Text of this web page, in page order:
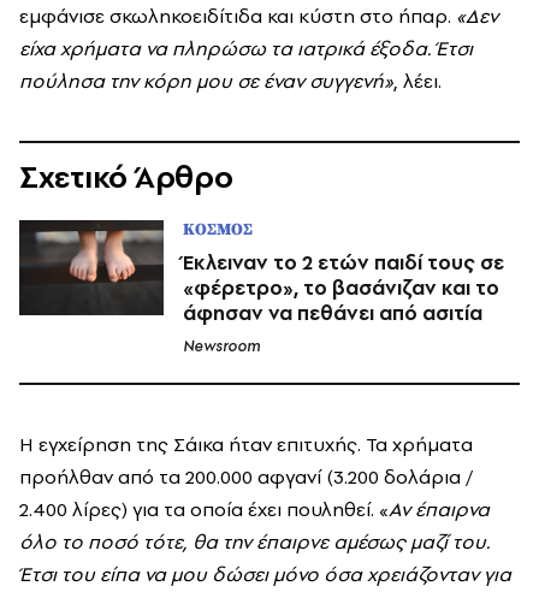
εμφάνισε σκωληκοειδίτιδα και κύστη στο ήπαρ. «Δεν
είχα χρήματα να πληρώσω τα ιατρικά έξοδα. Έτσι
πούλησα την κόρη μου σε έναν συγγενή», λέει.
Σχετικό Άρθρο
ΚΟΣΜΟΣ
Έκλειναν το 2 ετών παιδί τους σε
«φέρετρο», το βασάνιζαν και το
άφησαν να πεθάνει από ασιτία
Newsroom
Η εγχείρηση της Σάικα ήταν επιτυχής. Τα χρήματα
προήλθαν από τα 200.000 αφγανί (3.200 δολάρια /
2.400 λίρες) για τα οποία έχει πουληθεί. «Αν έπαιρνα
όλο το ποσό τότε, θα την έπαιρνε αμέσως μαζί του.
Έτσι του είπα να μου δώσει μόνο όσα χρειάζονταν για